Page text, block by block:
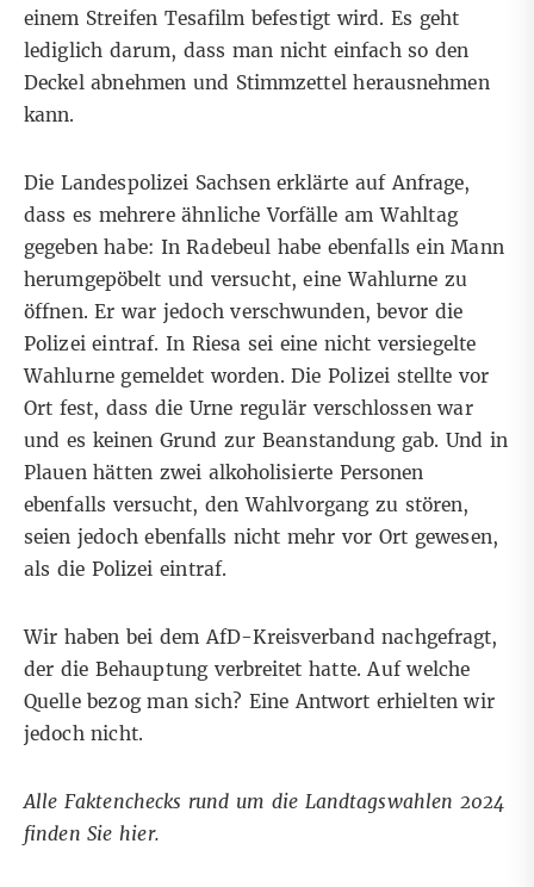
einem Streifen Tesafilm befestigt wird. Es geht
lediglich darum, dass man nicht einfach so den
Deckel abnehmen und Stimmzettel herausnehmen
kann.
Die Landespolizei Sachsen erklärte auf Anfrage,
dass es mehrere ähnliche Vorfälle am Wahltag
gegeben habe: In Radebeul habe ebenfalls ein Mann
herumgepöbelt und versucht, eine Wahlurne zu
öffnen. Er war jedoch verschwunden, bevor die
Polizei eintraf. In Riesa sei eine nicht versiegelte
Wahlurne gemeldet worden. Die Polizei stellte vor
Ort fest, dass die Urne regulär verschlossen war
und es keinen Grund zur Beanstandung gab. Und in
Plauen hätten zwei alkoholisierte Personen
ebenfalls versucht, den Wahlvorgang zu stören,
seien jedoch ebenfalls nicht mehr vor Ort gewesen,
als die Polizei eintraf.
Wir haben bei dem AfD-Kreisverband nachgefragt,
der die Behauptung verbreitet hatte. Auf welche
Quelle bezog man sich? Eine Antwort erhielten wir
jedoch nicht.
Alle Faktenchecks rund um die Landtagswahlen 2024
finden Siehier.